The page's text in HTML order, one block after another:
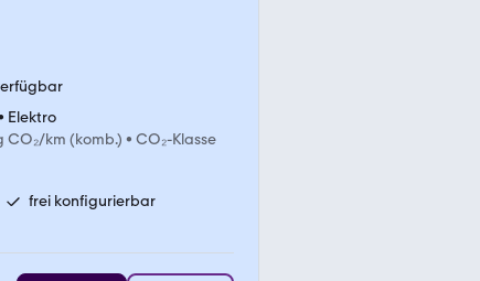
Elektro
CO₂/km (komb.) • CO₂-Klasse
frei konfigurierbar